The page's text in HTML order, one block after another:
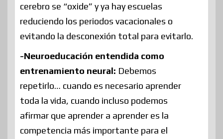
cerebro se “oxide” y ya hay escuelas
reduciendo los periodos vacacionales o
evitando la desconexión total para evitarlo.
-Neuroeducación entendida como
entrenamiento neural: Debemos
repetirlo… cuando es necesario aprender
toda la vida, cuando incluso podemos
afirmar que aprender a aprender es la
competencia más importante para el